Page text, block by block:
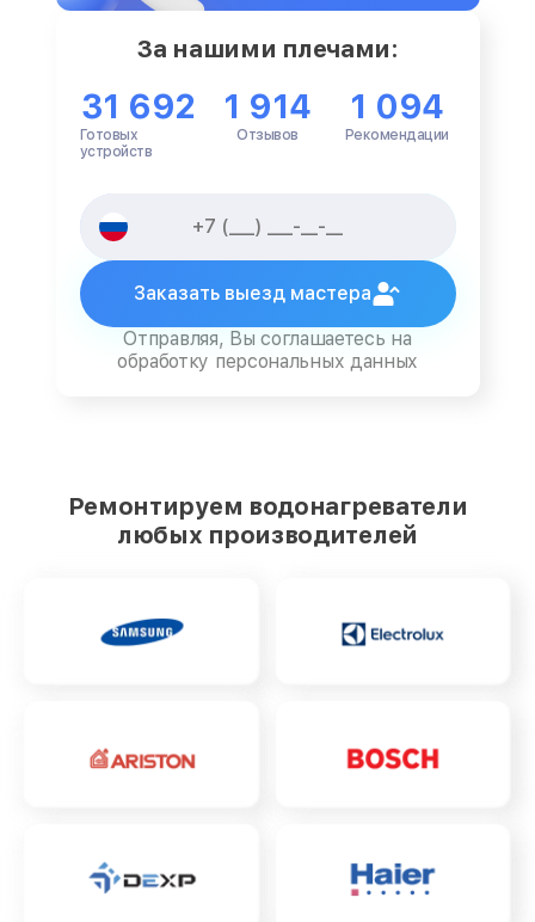
За нашими плечами:
31 692
Готовых
устройств
1 914
Отзывов
1 094
Рекомендации
Заказать выезд мастера
Отправляя, Вы соглашаетесь на
обработку персональных данных
Ремонтируем водонагреватели
любых производителей